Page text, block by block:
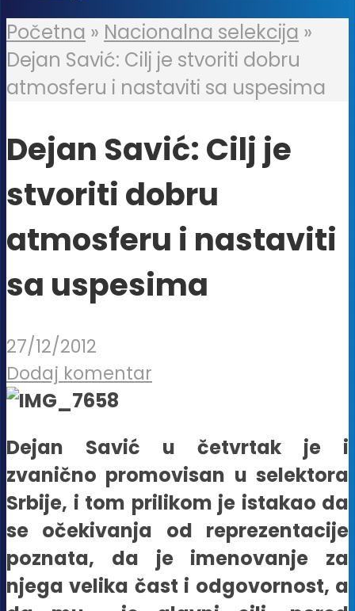
Početna » Nacionalna selekcija »
Dejan Savić: Cilj je stvoriti dobru
atmosferu i nastaviti sa uspesima
Dejan Savić: Cilj je
stvoriti dobru
atmosferu i nastaviti
sa uspesima
27/12/2012
Dodaj komentar
Dejan Savić u četvrtak je i
zvanično promovisan u selektora
Srbije, i tom prilikom je istakao da
se očekivanja od reprezentacije
poznata, da je imenovanje za
njega velika čast i odgovornost, a